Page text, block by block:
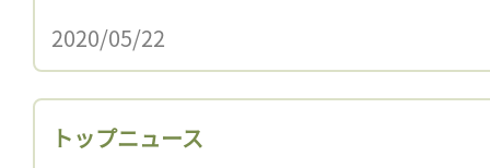
2020/05/22
トップニュース